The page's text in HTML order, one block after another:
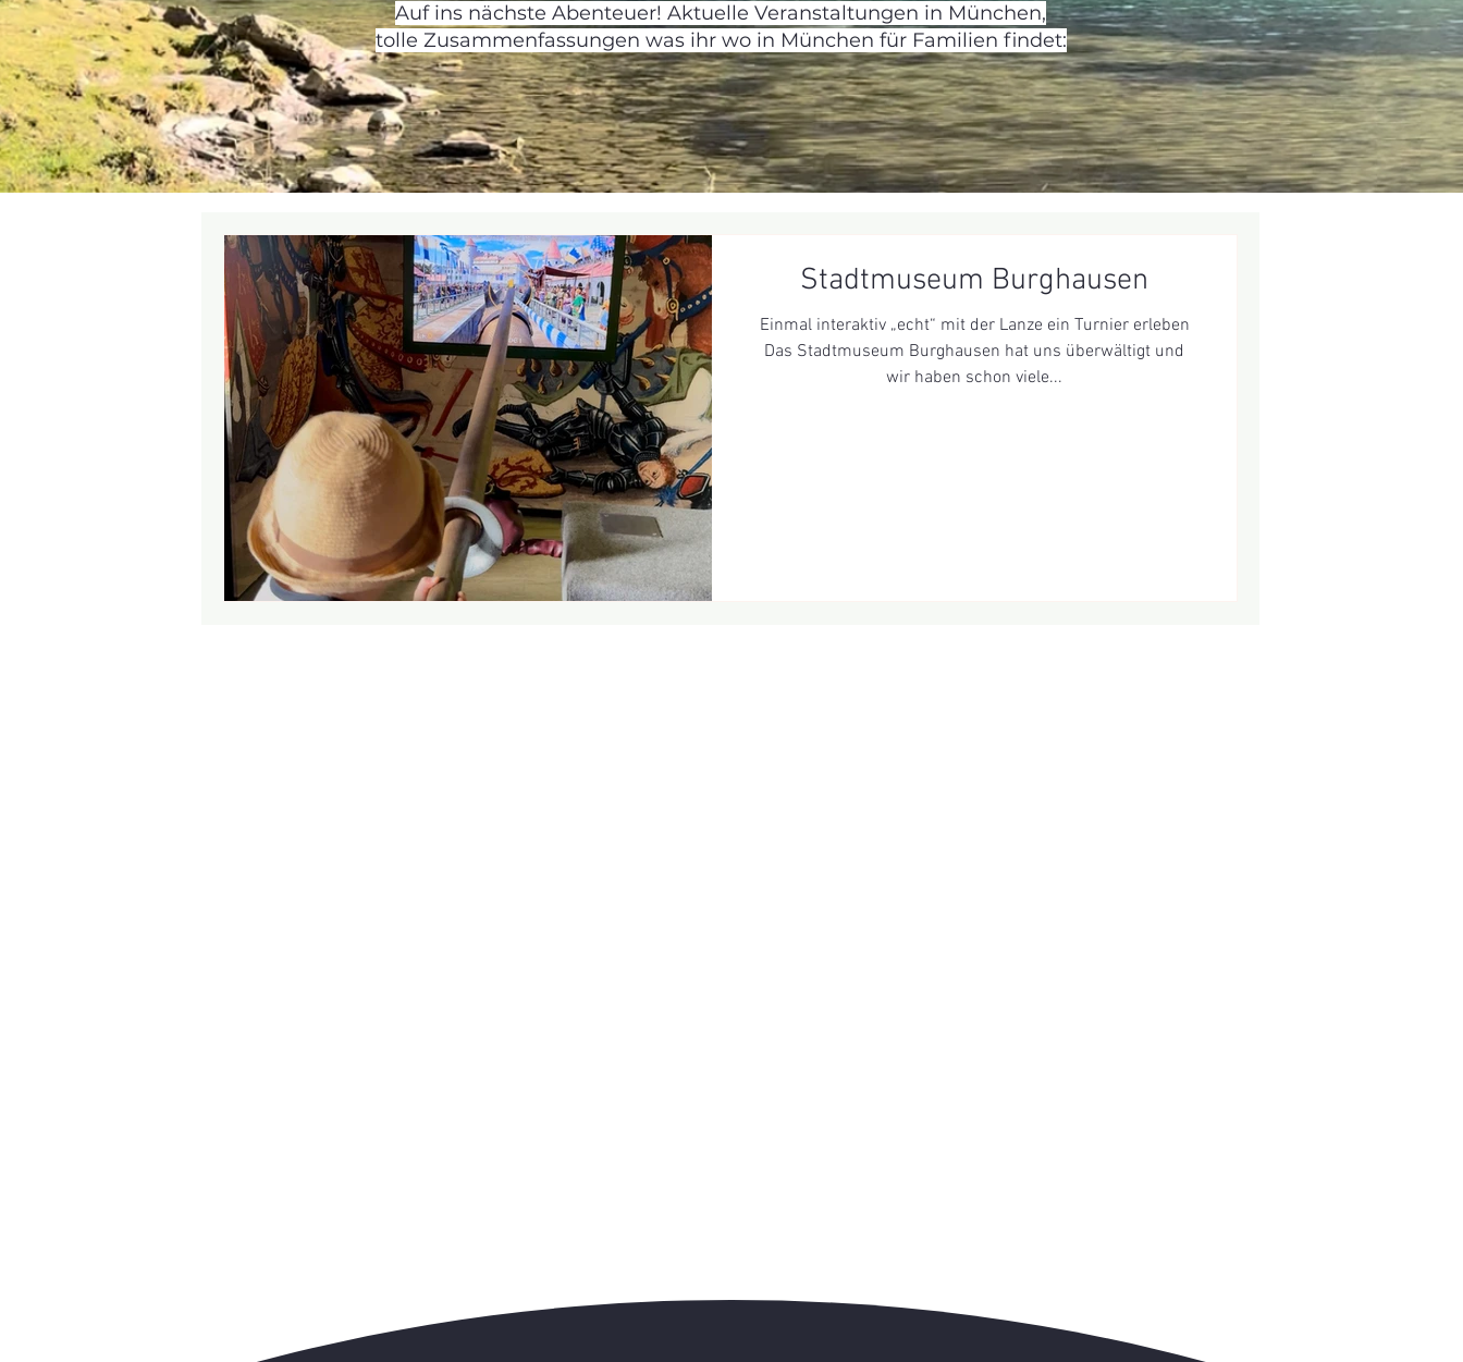
Auf ins nächste Abenteuer! Aktuelle Veranstaltungen in München,
tolle Zusammenfassungen was ihr wo in München für Familien findet:
Stadtmuseum Burghausen
Einmal interaktiv „echt“ mit der Lanze ein Turnier erleben
Das Stadtmuseum Burghausen hat uns überwältigt und
wir haben schon viele...